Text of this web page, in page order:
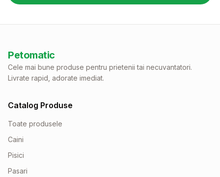
Petomatic
Cele mai bune produse pentru prietenii tai necuvantatori.
Livrate rapid, adorate imediat.
Catalog Produse
Toate produsele
Caini
Pisici
Pasari